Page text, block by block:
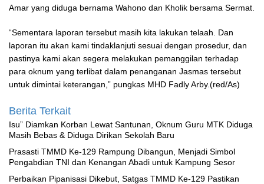
Amar yang diduga bernama Wahono dan Kholik bersama Sermat.
“Sementara laporan tersebut masih kita lakukan telaah. Dan
laporan itu akan kami tindaklanjuti sesuai dengan prosedur, dan
pastinya kami akan segera melakukan pemanggilan terhadap
para oknum yang terlibat dalam penanganan Jasmas tersebut
untuk dimintai keterangan,” pungkas MHD Fadly Arby.(red/As)
Berita Terkait
‎Isu” Diamkan Korban Lewat Santunan, Oknum Guru MTK Diduga
Masih Bebas & Diduga Dirikan Sekolah Baru
Prasasti TMMD Ke-129 Rampung Dibangun, Menjadi Simbol
Pengabdian TNI dan Kenangan Abadi untuk Kampung Sesor
Perbaikan Pipanisasi Dikebut, Satgas TMMD Ke-129 Pastikan